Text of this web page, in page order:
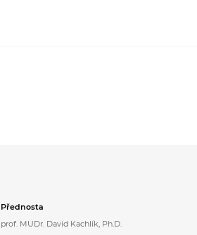
Přednosta
prof. MUDr. David Kachlík, Ph.D.